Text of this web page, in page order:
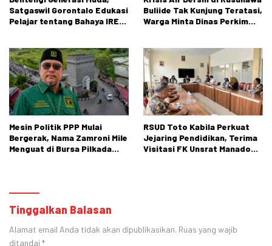
Satgaswil Gorontalo Edukasi
Pelajar tentang Bahaya IRET,
Buliide Tak Kunjung Teratasi,
Warga Minta Dinas Perkim
Mesin Politik PPP Mulai
Bergerak, Nama Zamroni Mile
Menguat di Bursa Pilkada
RSUD Toto Kabila Perkuat
Jejaring Pendidikan, Terima
Visitasi FK Unsrat Manado
Tinggalkan Balasan
Alamat email Anda tidak akan dipublikasikan. Ruas yang wajib
ditandai *